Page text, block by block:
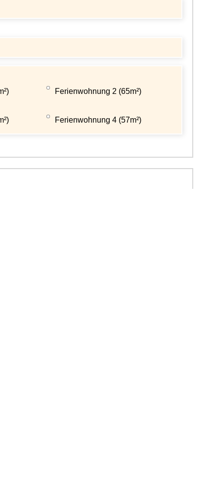
Ferienwohnung 2 (65m²)
Ferienwohnung 4 (57m²)